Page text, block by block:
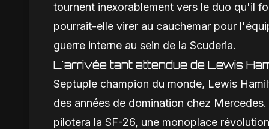
tournent inexorablement vers le duo qu'il
pourrait-elle virer au cauchemar pour
guerre interne au sein de la Scuderia.
L'arrivée tant attendue de Lewis
Septuple champion du monde, Lewis
des années de domination chez
pilotera la SF-26, une monoplace